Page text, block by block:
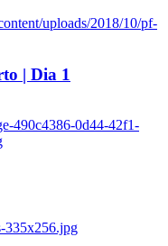
uploads/2018/10/pf-
| Dia 1
490c4386-0d44-42f1-
335x256.jpg